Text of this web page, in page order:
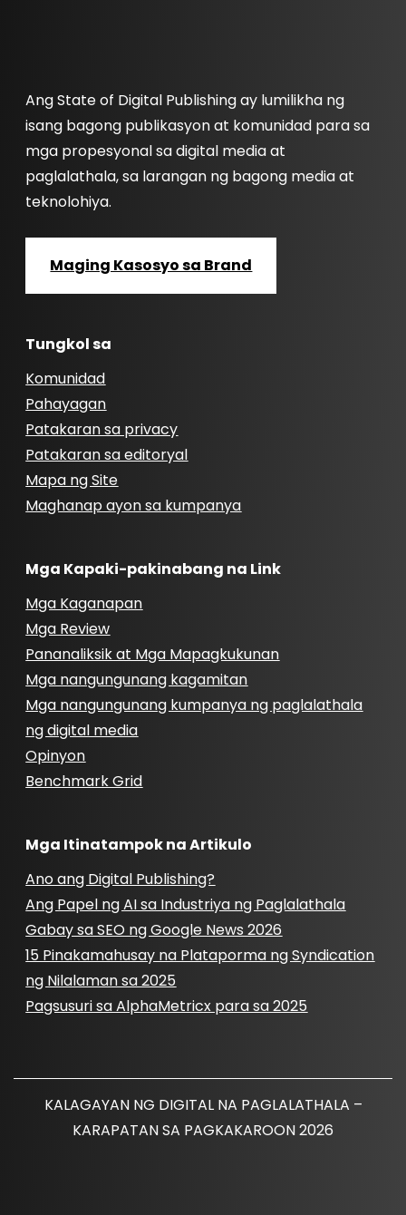
Ang State of Digital Publishing ay lumilikha ng
isang bagong publikasyon at komunidad para sa
mga propesyonal sa digital media at
paglalathala, sa larangan ng bagong media at
teknolohiya.
Maging Kasosyo sa Brand
Tungkol sa
Komunidad
Pahayagan
Patakaran sa privacy
Patakaran sa editoryal
Mapa ng Site
Maghanap ayon sa kumpanya
Mga Kapaki-pakinabang na Link
Mga Kaganapan
Mga Review
Pananaliksik at Mga Mapagkukunan
Mga nangungunang kagamitan
Mga nangungunang kumpanya ng paglalathala
ng digital media
Opinyon
Benchmark Grid
Mga Itinatampok na Artikulo
Ano ang Digital Publishing?
Ang Papel ng AI sa Industriya ng Paglalathala
Gabay sa SEO ng Google News 2026
15 Pinakamahusay na Plataporma ng Syndication
ng Nilalaman sa 2025
Pagsusuri sa AlphaMetricx para sa 2025
KALAGAYAN NG DIGITAL NA PAGLALATHALA –
KARAPATAN SA PAGKAKAROON 2026